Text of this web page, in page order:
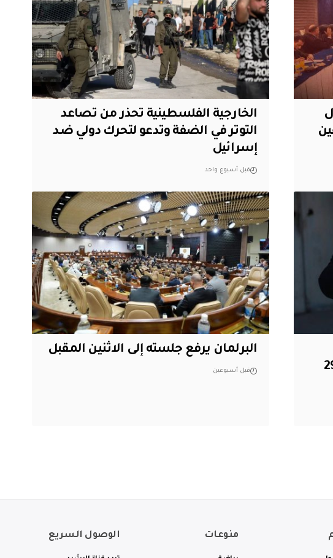
الخارجية الفلسطينية تحذر من تصاعد
التوتر في الضفة وتدعو لتحرك دولي ضد
إسرائيل
قبل أسبوع واحد
والقبض على 29
البرلمان يرفع جلسته إلى الاثنين المقبل
قبل أسبوعين
منوعات الوصول السريع